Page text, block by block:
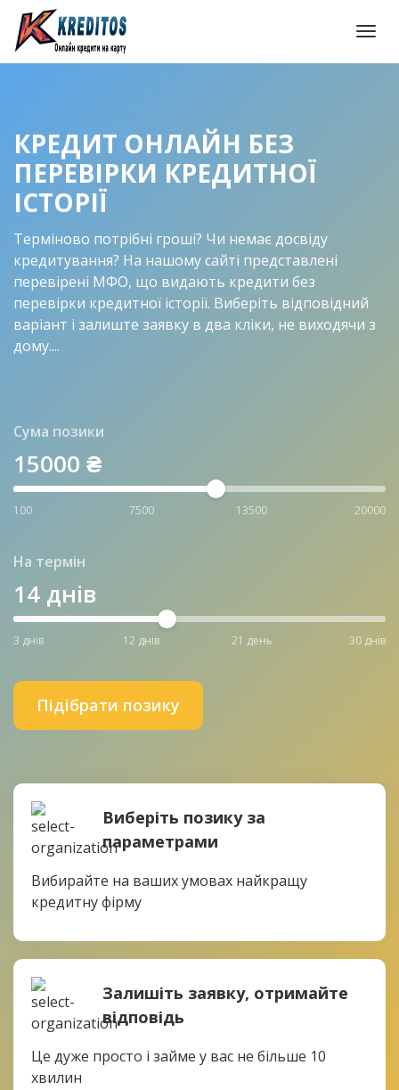
КРЕДИТ ОНЛАЙН БЕЗ
ПЕРЕВІРКИ КРЕДИТНОЇ
ІСТОРІЇ
Терміново потрібні гроші? Чи немає досвіду
кредитування? На нашому сайті представлені
перевірені МФО, що видають кредити без
перевірки кредитної історії. Виберіть відповідний
варіант і залиште заявку в два кліки, не виходячи з
дому....
Сума позики
15000 ₴
100 7500 13500 20000
На термін
14 днів
3 днів 12 днів 21 день 30 днів
Підібрати позику
Виберіть позику за
параметрами
Вибирайте на ваших умовах найкращу
кредитну фірму
Залишіть заявку, отримайте
відповідь
Це дуже просто і займе у вас не більше 10
хвилин